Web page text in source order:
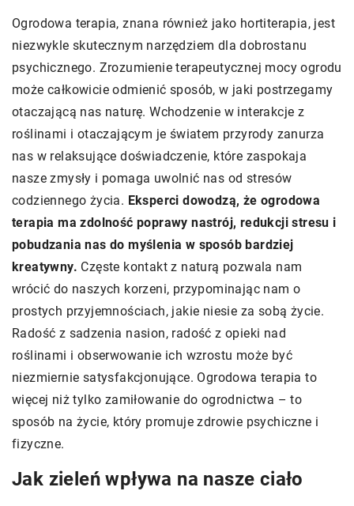
Ogrodowa terapia, znana również jako hortiterapia, jest
niezwykle skutecznym narzędziem dla dobrostanu
psychicznego. Zrozumienie terapeutycznej mocy ogrodu
może całkowicie odmienić sposób, w jaki postrzegamy
otaczającą nas naturę. Wchodzenie w interakcje z
roślinami i otaczającym je światem przyrody zanurza
nas w relaksujące doświadczenie, które zaspokaja
nasze zmysły i pomaga uwolnić nas od stresów
codziennego życia. Eksperci dowodzą, że ogrodowa
terapia ma zdolność poprawy nastrój, redukcji stresu i
pobudzania nas do myślenia w sposób bardziej
kreatywny. Częste kontakt z naturą pozwala nam
wrócić do naszych korzeni, przypominając nam o
prostych przyjemnościach, jakie niesie za sobą życie.
Radość z sadzenia nasion, radość z opieki nad
roślinami i obserwowanie ich wzrostu może być
niezmiernie satysfakcjonujące. Ogrodowa terapia to
więcej niż tylko zamiłowanie do ogrodnictwa – to
sposób na życie, który promuje zdrowie psychiczne i
fizyczne.
Jak zieleń wpływa na nasze ciało